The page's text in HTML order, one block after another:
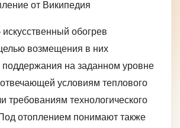
от Википедия
обогрев
возмещения в них
поддержания на заданном уровне
условиям теплового
требованиям технологического
отоплением понимают также